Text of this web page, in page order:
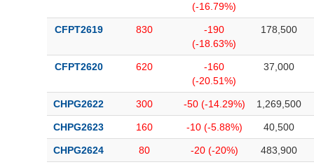
(-16.79%)
CFPT2619 830
-190
(-18.63%)
178,500
CFPT2620 620
-160
(-20.51%)
37,000
CHPG2622 300 -50 (-14.29%) 1,269,500
CHPG2623 160 -10 (-5.88%) 40,500
CHPG2624 80 -20 (-20%) 483,900